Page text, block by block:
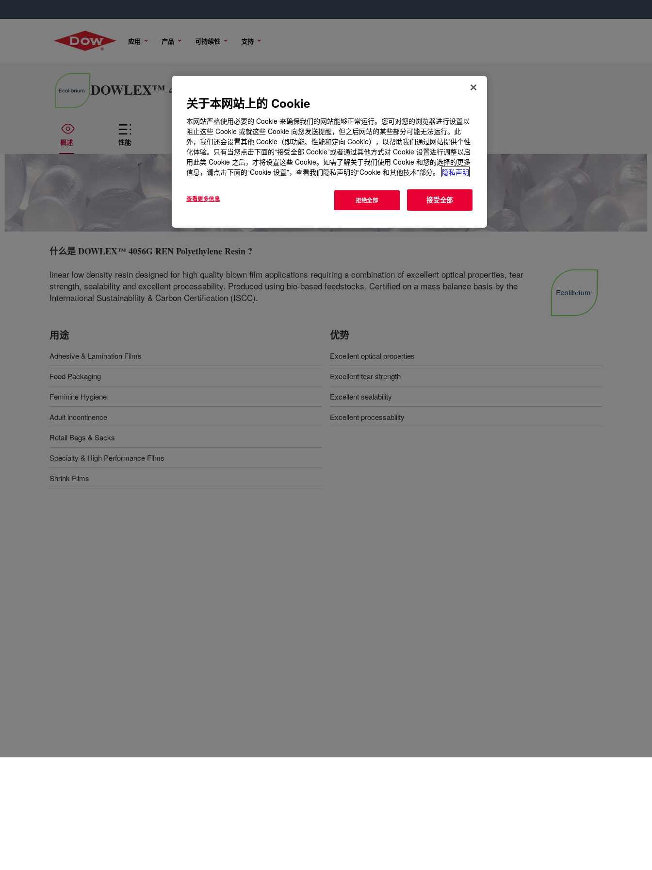
应用 产品 可持续性 支持
DOWLEX™ 4056G REN Polyethylene Resin
概述 性能 技术内容 样品选项 购买选项
什么是DOWLEX™ 4056G REN Polyethylene Resin ?
linear low density resin designed for high quality blown film applications requiring a combination of excellent optical properties, tear
strength, sealability and excellent processability. Produced using bio-based feedstocks. Certified on a mass balance basis by the
International Sustainability & Carbon Certification (ISCC).
用途
Adhesive & Lamination Films
Food Packaging
Feminine Hygiene
Adult incontinence
Retail Bags & Sacks
Specialty & High Performance Films
Shrink Films
优势
Excellent optical properties
Excellent tear strength
Excellent sealability
Excellent processability
关于本网站上的 Cookie
本网站严格使用必要的 Cookie 来确保我们的网站能够正常运行。您可对您的浏览器进行设置以
阻止这些 Cookie 或就这些 Cookie 向您发送提醒，但之后网站的某些部分可能无法运行。此
外，我们还会设置其他 Cookie（即功能、性能和定向 Cookie），以帮助我们通过网站提供个性
化体验。只有当您点击下面的“接受全部 Cookie”或者通过其他方式对 Cookie 设置进行调整以启
用此类 Cookie 之后，才将设置这些 Cookie。如需了解关于我们使用 Cookie 和您的选择的更多
信息，请点击下面的“Cookie 设置”，查看我们隐私声明的“Cookie 和其他技术”部分。
隐私声明
查看更多信息 拒绝全部 接受全部